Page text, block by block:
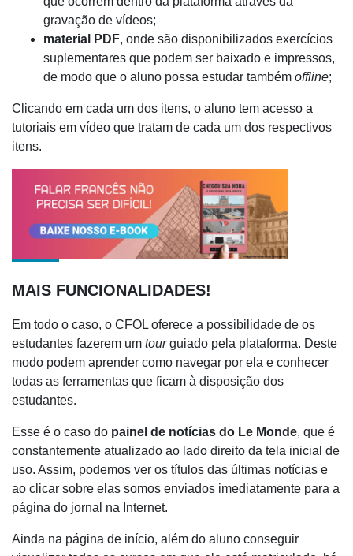
gravação de vídeos;
material PDF, onde são disponibilizados exercícios
suplementares que podem ser baixado e impressos,
de modo que o aluno possa estudar também offline;
Clicando em cada um dos itens, o aluno tem acesso a
tutoriais em vídeo que tratam de cada um dos respectivos
itens.
MAIS FUNCIONALIDADES!
Em todo o caso, o CFOL oferece a possibilidade de os
estudantes fazerem um tourguiado pela plataforma. Deste
modo podem aprender como navegar por ela e conhecer
todas as ferramentas que ficam à disposição dos
estudantes.
Esse é o caso do painel de notícias do Le Monde, que é
constantemente atualizado ao lado direito da tela inicial de
uso. Assim, podemos ver os títulos das últimas notícias e
ao clicar sobre elas somos enviados imediatamente para a
página do jornal na Internet.
Ainda na página de início, além do aluno conseguir